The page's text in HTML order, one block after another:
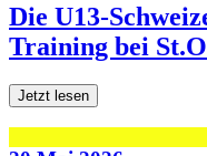
Die U13-
Training bei
Jetzt lesen